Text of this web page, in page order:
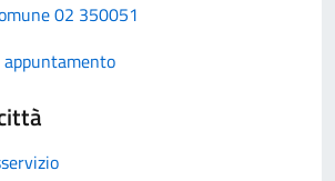
02 350051